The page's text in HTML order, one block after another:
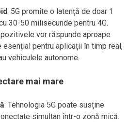
: 5G promite o latență de doar 1
30-50 milisecunde pentru 4G.
vor răspunde aproape
esențial pentru aplicații în timp real,
vehiculele autonome.
mai mare
: Tehnologia 5G poate susține
simultan într-o zonă mică.